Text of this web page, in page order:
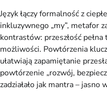
Język łączy formalność z
inkluzywnego „my”, metafor
kontrastów: przeszłość
możliwości. Powtórzenia
ułatwiają zapamiętanie
powtórzenie „rozwój,
zadziałało jak mantra – jasno